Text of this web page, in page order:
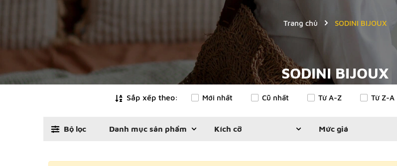
Trang chủ SODINI BIJOUX
SODINI BIJOUX
Sắp xếp theo: Mới nhất Cũ nhất Từ A-Z Từ Z-A
Bộ lọc Danh mục sản phẩm Kích cỡ Mức giá